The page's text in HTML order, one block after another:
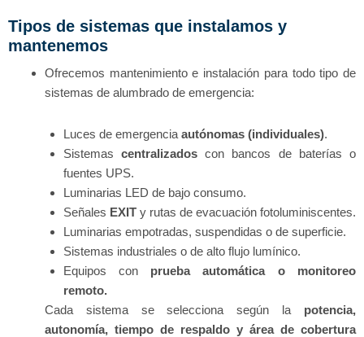
Tipos de sistemas que instalamos y
mantenemos
Ofrecemos mantenimiento e instalación para todo tipo de
sistemas de alumbrado de emergencia:
Luces de emergencia autónomas (individuales).
Sistemas centralizadoscon bancos de baterías o
fuentes UPS.
Luminarias LED de bajo consumo.
Señales EXITy rutas de evacuación fotoluminiscentes.
Luminarias empotradas, suspendidas o de superficie.
Sistemas industriales o de alto flujo lumínico.
Equipos con prueba automática o monitoreo
remoto.
Cada sistema se selecciona según la potencia,
autonomía, tiempo de respaldo y área de cobertura